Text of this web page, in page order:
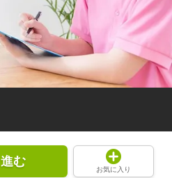
進む
お気に入り